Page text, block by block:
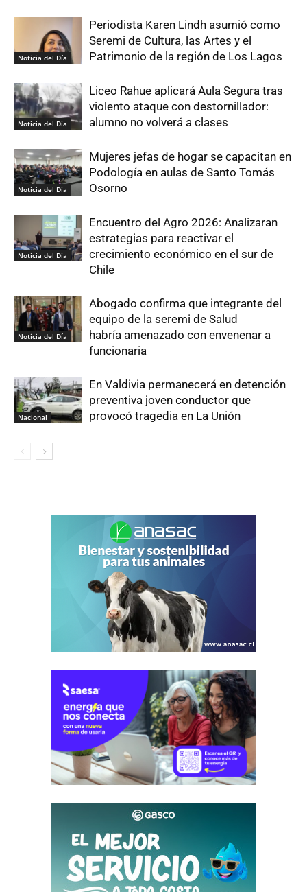
Noticia del Día
Periodista Karen Lindh asumió como
Seremi de Cultura, las Artes y el
Patrimonio de la región de Los Lagos
Noticia del Día
Liceo Rahue aplicará Aula Segura tras
violento ataque con destornillador:
alumno no volverá a clases
Noticia del Día
Mujeres jefas de hogar se capacitan en
Podología en aulas de Santo Tomás
Osorno
Noticia del Día
Encuentro del Agro 2026: Analizaran
estrategias para reactivar el
crecimiento económico en el sur de
Chile
Noticia del Día
Abogado confirma que integrante del
equipo de la seremi de Salud
habría amenazado con envenenar a
funcionaria
Nacional
En Valdivia permanecerá en detención
preventiva joven conductor que
provocó tragedia en La Unión